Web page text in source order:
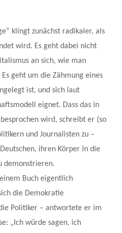
klingt zunächst radikaler, als
wird. Es geht dabei nicht
an sich, wie man
geht um die Zähmung eines
ist, und sich laut
eignet. Dass das in
wird, schreibt er (so
und Journalisten zu –
ihren Körper in die
demonstrieren.
Buch eigentlich
die Demokratie
Politiker – antwortete er im
„Ich würde sagen, ich